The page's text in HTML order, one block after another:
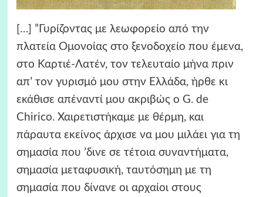
[…] ”Γυρίζοντας με λεωφορείο από την
πλατεία Ομονοίας στο ξενοδοχείο που έμενα,
στο Καρτιέ-Λατέν, τον τελευταίο μήνα πριν
απ’ τον γυρισμό μου στην Ελλάδα, ήρθε κι
εκάθισε απέναντί μου ακριβώς ο G. de
Chirico. Χαιρετιστήκαμε με θέρμη, και
πάραυτα εκείνος άρχισε να μου μιλάει για τη
σημασία που ’δινε σε τέτοια συναντήματα,
σημασία μεταφυσική, ταυτόσημη με τη
σημασία που δίνανε οι αρχαίοι στους